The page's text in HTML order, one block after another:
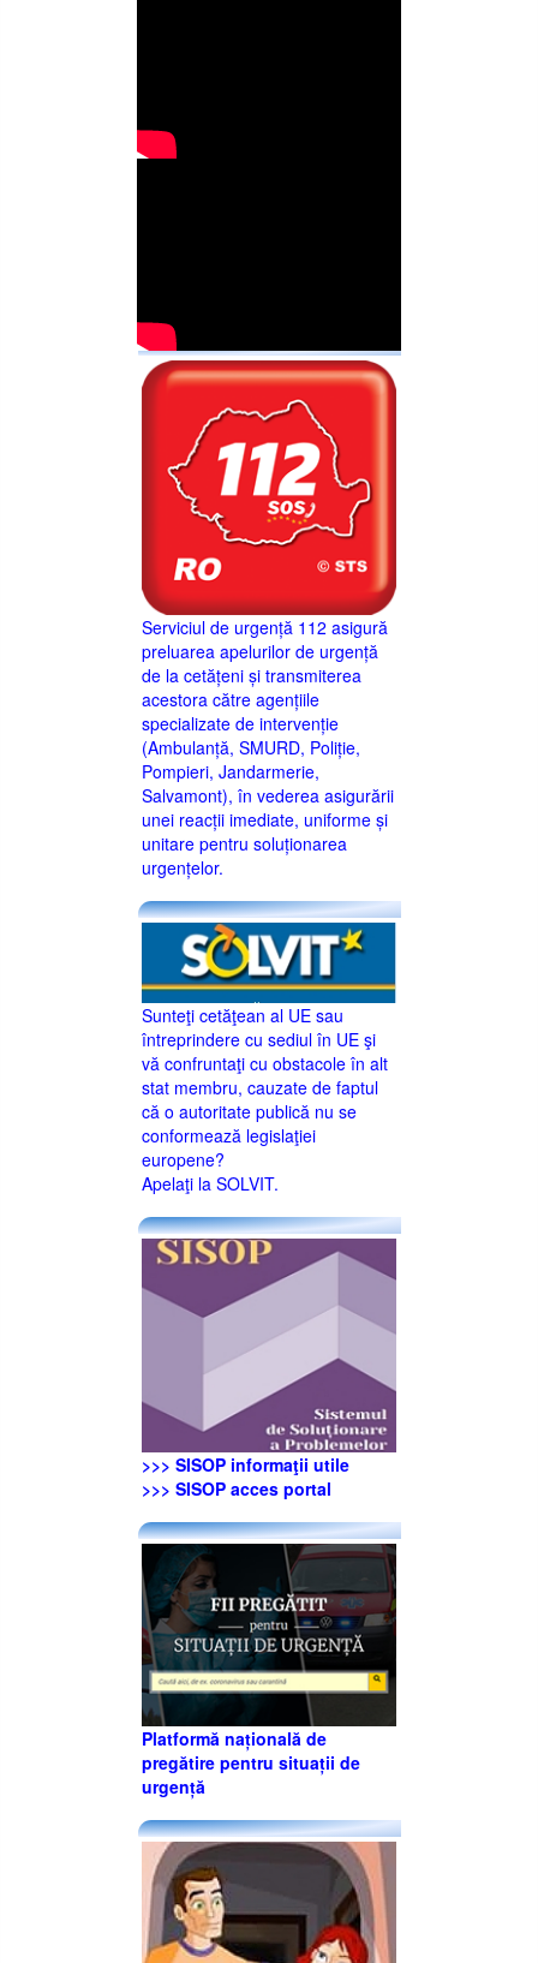
Serviciul de urgență 112 asigură
preluarea apelurilor de urgență
de la cetățeni și transmiterea
acestora către agențiile
specializate de intervenție
(Ambulanță, SMURD, Poliție,
Pompieri, Jandarmerie,
Salvamont), în vederea asigurării
unei reacții imediate, uniforme și
unitare pentru soluționarea
urgențelor.
Sunteţi cetăţean al UE sau
întreprindere cu sediul în UE şi
vă confruntaţi cu obstacole în alt
stat membru, cauzate de faptul
că o autoritate publică nu se
conformează legislaţiei
europene?
Apelaţi la SOLVIT.
>>> SISOP informaţii utile
>>> SISOP acces portal
Platformă națională de
pregătire pentru situații de
urgență